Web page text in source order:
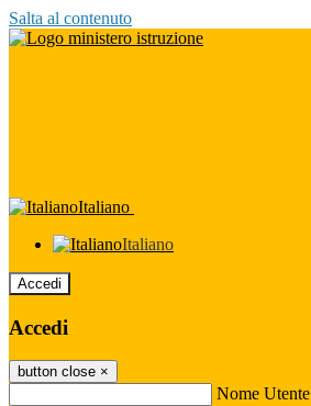
Salta al contenuto
Italiano
Italiano
Accedi
Accedi
button close ×
Nome Utente